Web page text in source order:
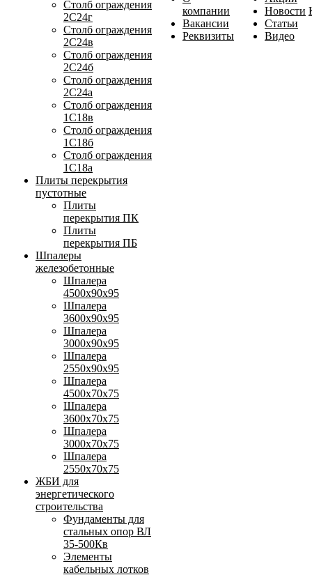
Столб ограждения
2С24г
Столб ограждения
2С24в
Столб ограждения
2С24б
Столб ограждения
2С24а
Столб ограждения
1С18в
Столб ограждения
1С18б
Столб ограждения
1С18а
Плиты перекрытия
пустотные
Плиты
перекрытия ПК
Плиты
перекрытия ПБ
Шпалеры
железобетонные
Шпалера
4500х90х95
Шпалера
3600х90х95
Шпалера
3000х90х95
Шпалера
2550х90х95
Шпалера
4500х70х75
Шпалера
3600х70х75
Шпалера
3000х70х75
Шпалера
2550х70х75
ЖБИ для
энергетического
строительства
Фундаменты для
стальных опор ВЛ
35-500Кв
Элементы
кабельных лотков
компании
Вакансии
Реквизиты
Новости
Статьи
Видео